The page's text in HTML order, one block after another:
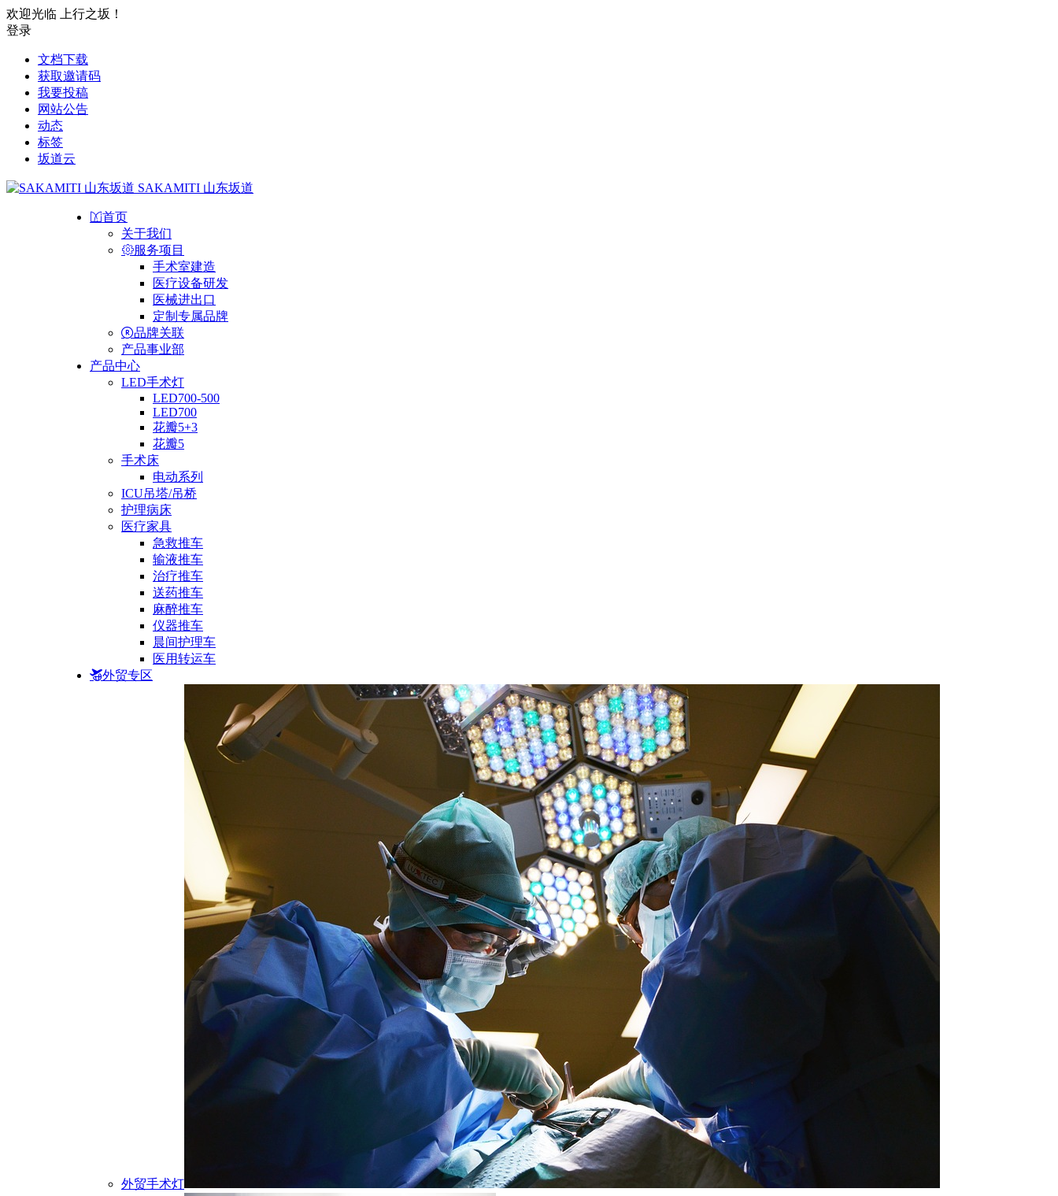
欢迎光临 上行之坂！
登录
文档下载
获取邀请码
我要投稿
网站公告
动态
标签
坂道云
SAKAMITI 山东坂道
首页
关于我们
服务项目
手术室建造
医疗设备研发
医械进出口
定制专属品牌
品牌关联
产品事业部
产品中心
LED手术灯
LED700-500
LED700
花瓣5+3
花瓣5
手术床
电动系列
ICU吊塔/吊桥
护理病床
医疗家具
急救推车
输液推车
治疗推车
送药推车
麻醉推车
仪器推车
晨间护理车
医用转运车
外贸专区
外贸手术灯